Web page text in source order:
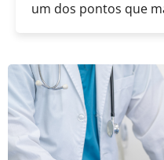
um dos pontos que